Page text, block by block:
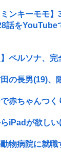
ミンキーモモ
話をYouTube
】ペルソナ、
の長男(19)、
赤ちゃんつ
iPadが欲し
物病院に就職